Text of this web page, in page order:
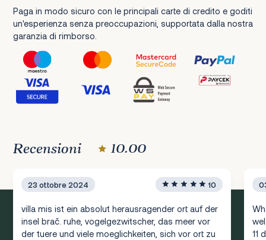
Paga in modo sicuro con le principali carte di credito e goditi
un'esperienza senza preoccupazioni, supportata dalla nostra
garanzia di rimborso.
Recensioni 10.00
23 ottobre 2024 10
villa mis ist ein absolut herausragender ort auf der
insel brač. ruhe, vogelgezwitscher, das meer vor
der tuere und viele moeglichkeiten, sich vor ort zu
11